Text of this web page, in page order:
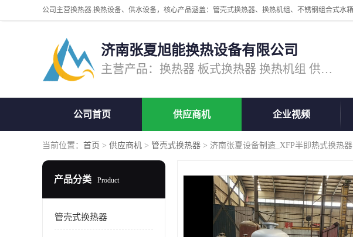
济南张夏旭能换热设备有限公司
主营产品：换热器 板式换热器 换热机组 供水设备 水处理设备
公司首页 供应商机 企业视频
当前位置： 首页 > 供应商机 > 管壳式换热器 > 济南张夏设备制造_XFP半即热式换热器
产品分类 Product
管壳式换热器